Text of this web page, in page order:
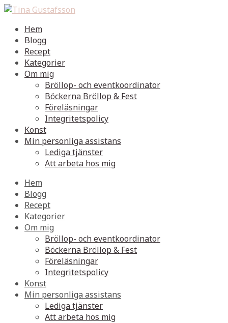
Hem
Blogg
Recept
Kategorier
Om mig
Bröllop- och eventkoordinator
Böckerna Bröllop & Fest
Föreläsningar
Integritetspolicy
Konst
Min personliga assistans
Lediga tjänster
Att arbeta hos mig
Hem
Blogg
Recept
Kategorier
Om mig
Bröllop- och eventkoordinator
Böckerna Bröllop & Fest
Föreläsningar
Integritetspolicy
Konst
Min personliga assistans
Lediga tjänster
Att arbeta hos mig